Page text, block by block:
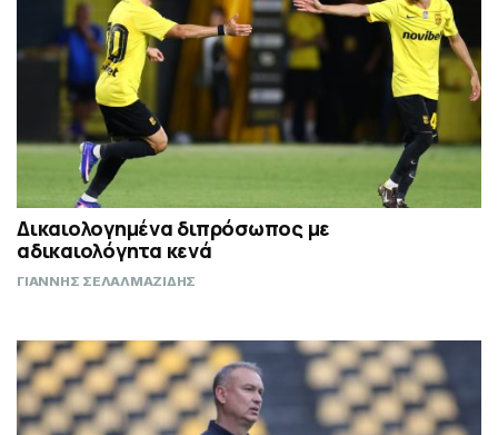
Δικαιολογημένα διπρόσωπος με
αδικαιολόγητα κενά
ΓΙΑΝΝΗΣ ΣΕΛΑΛΜΑΖΙΔΗΣ